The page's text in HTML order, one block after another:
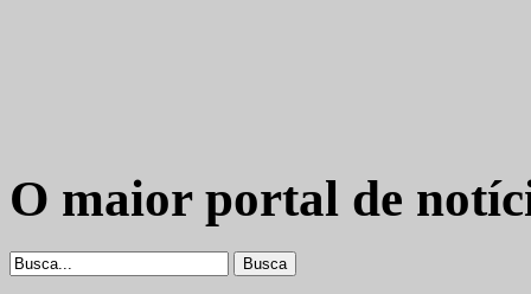
O maior portal de